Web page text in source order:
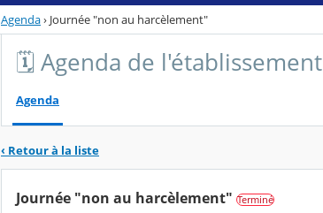
Agenda› Journée "non au harcèlement"
🗓️ Agenda de l'établissement
Agenda
‹ Retour à la liste
Journée "non au harcèlement" Terminé